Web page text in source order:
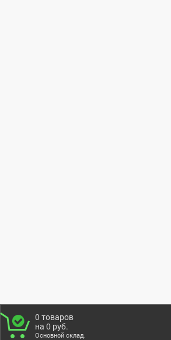
0 товаров
на 0 руб.
Основной склад.